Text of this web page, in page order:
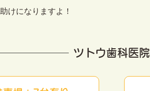
けになりますよ！
ツトウ歯科医院